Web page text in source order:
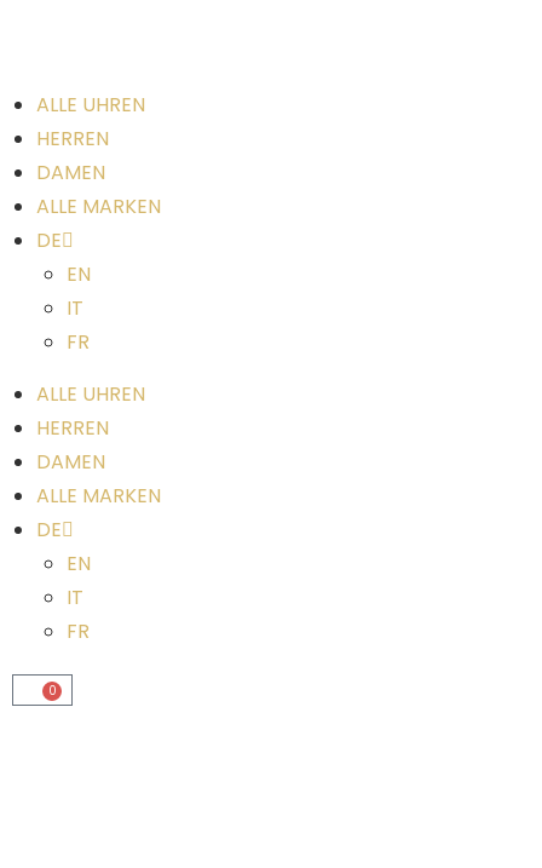
ALLE UHREN
HERREN
DAMEN
ALLE MARKEN
DE
EN
IT
FR
ALLE UHREN
HERREN
DAMEN
ALLE MARKEN
DE
EN
IT
FR
0